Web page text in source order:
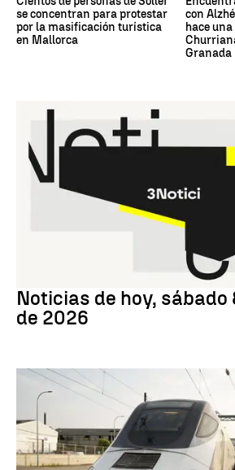
se concentran para protestar
por la masificación turística
en Mallorca
con
hace
Granada
Noticias de hoy, sábado
de 2026